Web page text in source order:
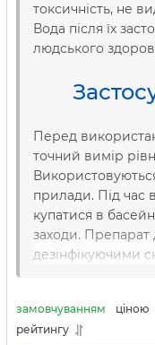
токсичність, не
Вода після їх
людського
Перед
точний вимір
прилади. Під час
купатися в
заходи. Препарат
дезінфікуючими
замовчуванням ціною
рейтингу